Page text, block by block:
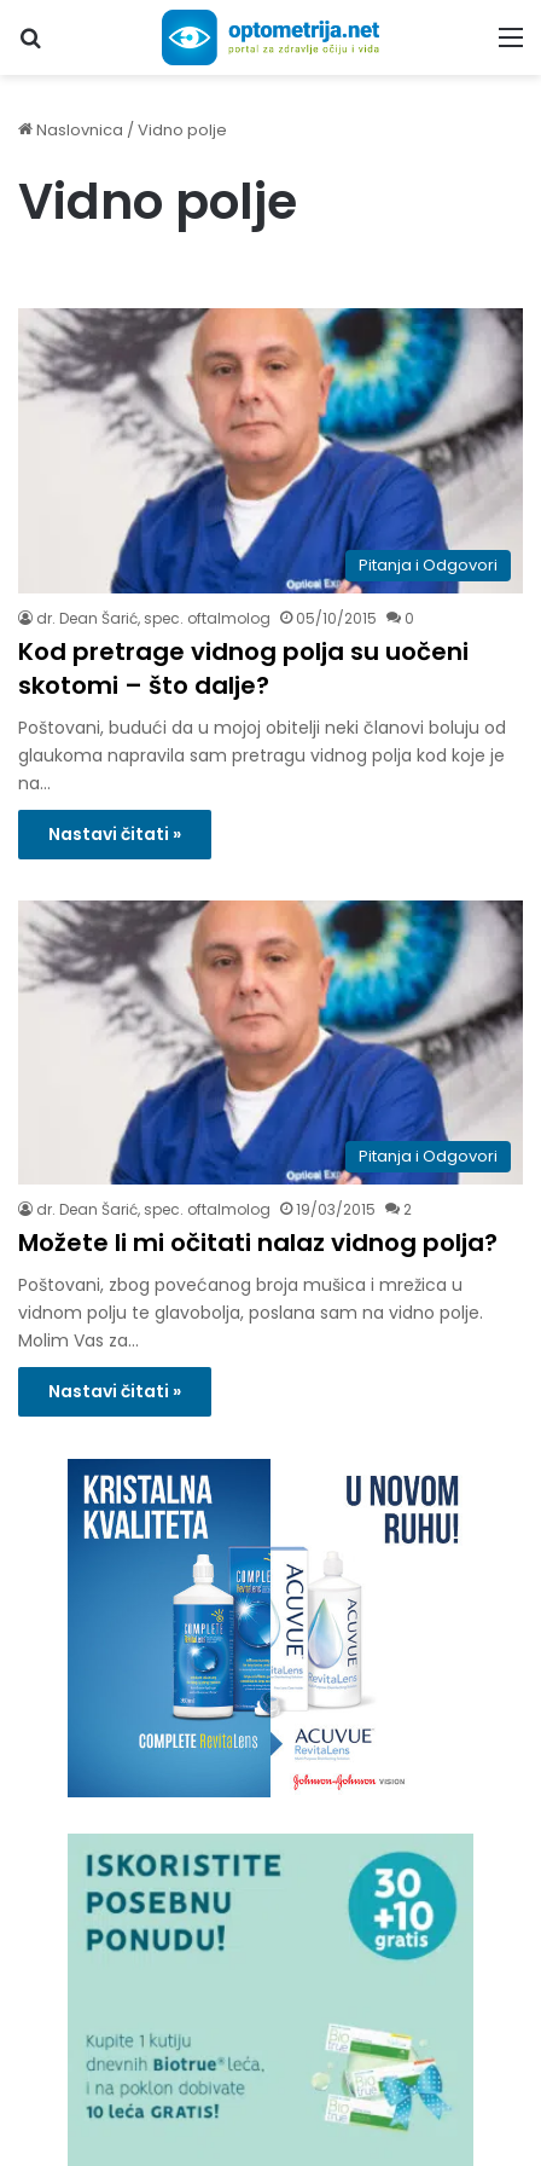
Upiši traženi pojam...
Naslovnica /Vidno polje
Vidno polje
Pitanja i Odgovori
dr. Dean Šarić, spec. oftalmolog 05/10/2015 0
Kod pretrage vidnog polja su uočeni
skotomi – što dalje?
Poštovani, budući da u mojoj obitelji neki članovi boluju od
glaukoma napravila sam pretragu vidnog polja kod koje je
na…
Nastavi čitati »
Pitanja i Odgovori
dr. Dean Šarić, spec. oftalmolog 19/03/2015 2
Možete li mi očitati nalaz vidnog polja?
Poštovani, zbog povećanog broja mušica i mrežica u
vidnom polju te glavobolja, poslana sam na vidno polje.
Molim Vas za…
Nastavi čitati »